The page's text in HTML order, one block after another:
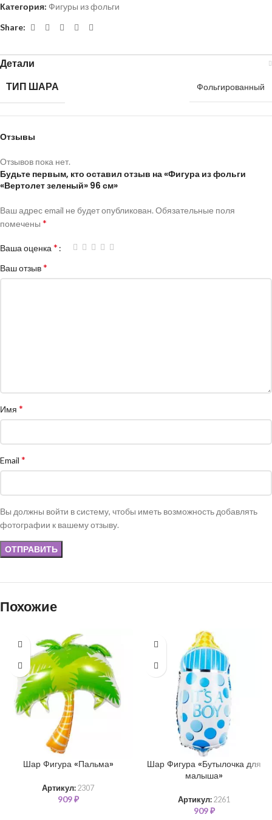
Категория: Фигуры из фольги
Share:
Детали
ТИП ШАРА
Фольгированный
Отзывы
Отзывов пока нет.
Будьте первым, кто оставил отзыв на «Фигура из фольги
«Вертолет зеленый» 96 см»
Ваш адрес email не будет опубликован. Обязательные поля
помечены *
Ваша оценка *
Ваш отзыв*
Имя *
Email *
Вы должны войти в систему, чтобы иметь возможность добавлять
фотографии к вашему отзыву.
Похожие
Шар Фигура «Пальма»
Артикул: 2307
909₽
Шар Фигура «Бутылочка для
малыша»
Артикул: 2261
909₽